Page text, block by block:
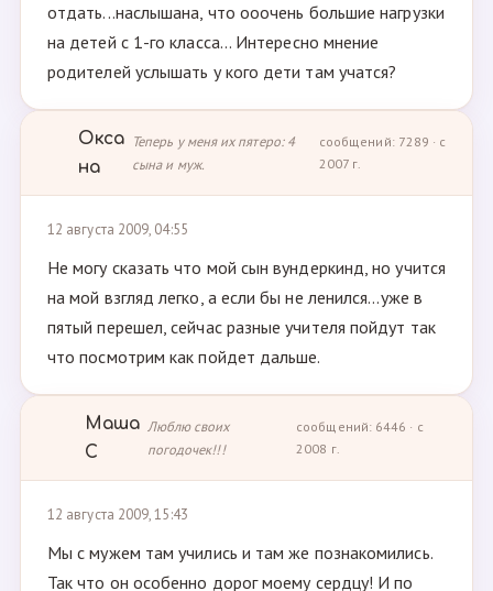
отдать...наслышана, что ооочень большие нагрузки
на детей с 1-го класса... Интересно мнение
родителей услышать у кого дети там учатся?
Окса
на
Теперь у меня их пятеро: 4
сына и муж.
сообщений: 7289 · с
2007 г.
12 августа 2009, 04:55
Не могу сказать что мой сын вундеркинд, но учится
на мой взгляд легко, а если бы не ленился...уже в
пятый перешел, сейчас разные учителя пойдут так
что посмотрим как пойдет дальше.
Маша
С
Люблю своих
погодочек!!!
сообщений: 6446 · с
2008 г.
12 августа 2009, 15:43
Мы с мужем там учились и там же познакомились.
Так что он особенно дорог моему сердцу! И по